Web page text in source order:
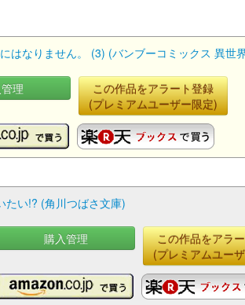
はなりません。 (3) (バンブーコミックス 異世
理
この作品をアラート登録
(プレミアムユーザー限定)
たい!? (角川つばさ文庫)
購入管理
この作品をアラ
(プレミアムユー